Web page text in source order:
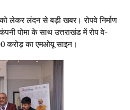
लेकर लंदन से बड़ी खबर। रोपवे निर्माण
पोमा के साथ उत्तराखंड में रोप वे-
करोड़ का एमओयू साइन।